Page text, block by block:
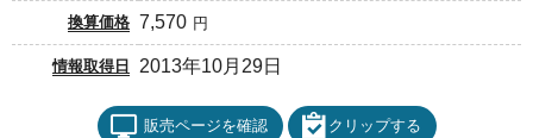
換算価格 7,570 円
情報取得日 2013年10月29日
販売ページを確認 クリップする